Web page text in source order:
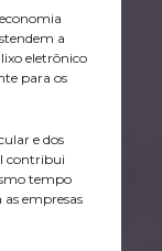
a
eletrônico
para os
e dos
contribui
tempo
empresas